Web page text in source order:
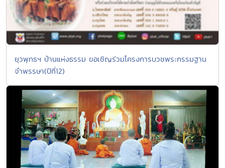
ยุวพุทธฯ บ้านแห่งธรรม ขอเชิญร่วมโครงการบวชพระกรรมฐาน
จำพรรษา(ปีที่12)